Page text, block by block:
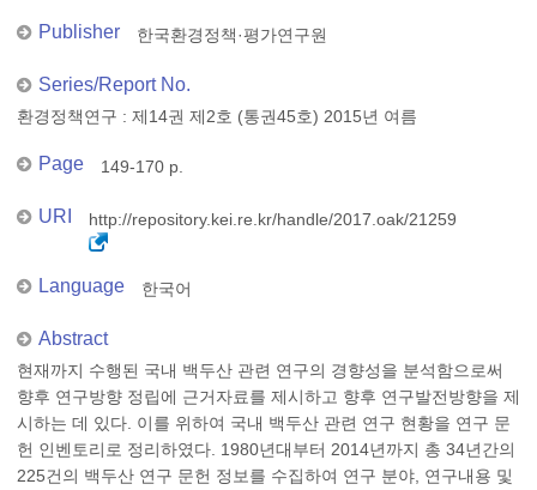
Publisher 한국환경정책·평가연구원
Series/Report No.
환경정책연구 : 제14권 제2호 (통권45호) 2015년 여름
Page 149-170 p.
URI http://repository.kei.re.kr/handle/2017.oak/21259
Language 한국어
Abstract
현재까지 수행된 국내 백두산 관련 연구의 경향성을 분석함으로써
향후 연구방향 정립에 근거자료를 제시하고 향후 연구발전방향을 제
시하는 데 있다. 이를 위하여 국내 백두산 관련 연구 현황을 연구 문
헌 인벤토리로 정리하였다. 1980년대부터 2014년까지 총 34년간의
225건의 백두산 연구 문헌 정보를 수집하여 연구 분야, 연구내용 및